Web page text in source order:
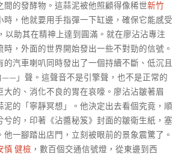
間的發酵物。這蒜泥被他照顧得像稀世新竹
時，他就要用手指彈一下缸邊，確保它能感受
以助其在精神上達到圓滿。就在廖沾沾專注
，外面的世界開始發出一些不對勁的信號。
的汽車喇叭同時發出了一個持續不斷、低沉且
」聲。這聲音不是引擎聲，也不是正常的
大的、消化不良的胃在哀嚎。廖沾沾皺著眉
泥的「寧靜冥想」。他決定出去看個究竟，順
兮的，印著《沾醬秘笈》封面的皺衛生紙，塞
一腳踏出店門，立刻被眼前的景象震驚了。
慎 健檢 ，數百個交通信號燈，從東邊到西